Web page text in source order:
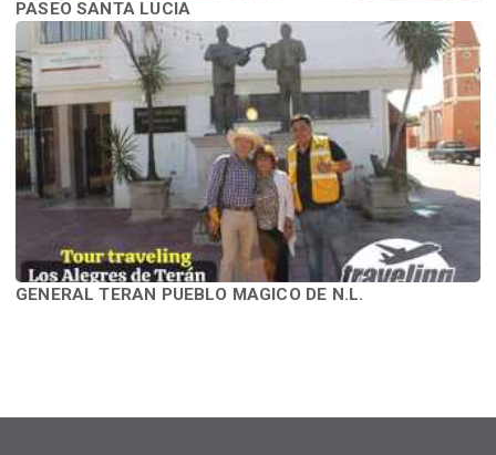
PASEO SANTA LUCIA
GENERAL TERAN PUEBLO MAGICO DE N.L.